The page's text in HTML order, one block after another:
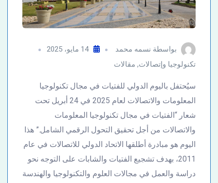
بواسطة نسمه محمد
14 مايو، 2025
تكنولوجيا وإتصالات, مقالات
سيُحتفل باليوم الدولي للفتيات في مجال تكنولوجيا
المعلومات والاتصالات لعام 2025 في 24 أبريل تحت
شعار “الفتيات في مجال تكنولوجيا المعلومات
والاتصالات من أجل تحقيق التحول الرقمي الشامل.” هذا
اليوم هو مبادرة أطلقها الاتحاد الدولي للاتصالات في عام
2011، بهدف تشجيع الفتيات والشابات على التوجه نحو
دراسة والعمل في مجالات العلوم والتكنولوجيا والهندسة